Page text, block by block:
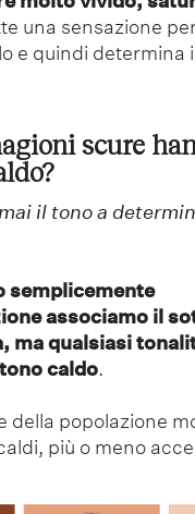
una sensazione
e quindi determina
scure
il tono a
semplicemente
associamo il
ma qualsiasi
caldo.
della popolazione
più o meno